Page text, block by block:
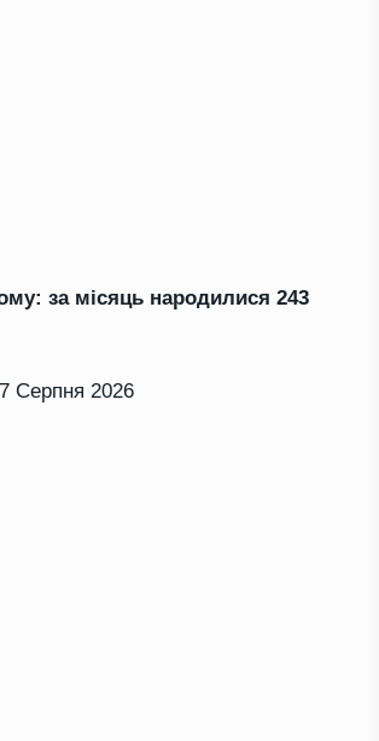
за місяць народилися 243
7 Серпня 2026